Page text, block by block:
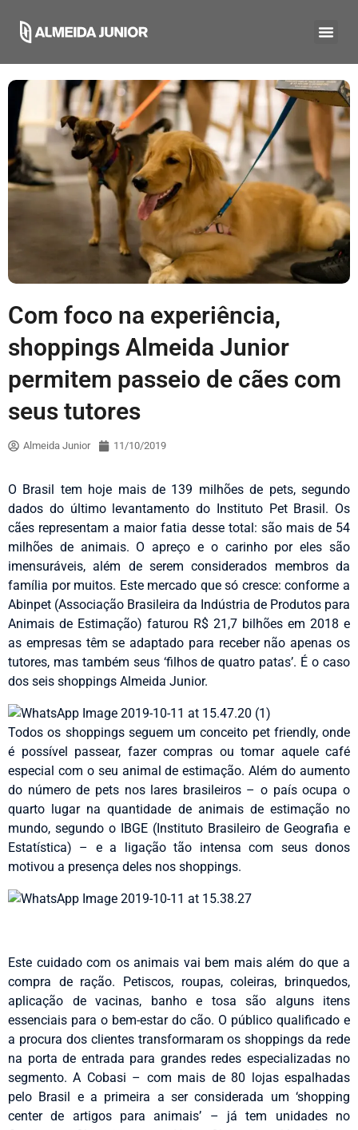
Com foco na experiência,
shoppings Almeida Junior
permitem passeio de cães com
seus tutores
Almeida Junior 11/10/2019
O Brasil tem hoje mais de 139 milhões de pets, segundo
dados do último levantamento do Instituto Pet Brasil. Os
cães representam a maior fatia desse total: são mais de 54
milhões de animais. O apreço e o carinho por eles são
imensuráveis, além de serem considerados membros da
família por muitos. Este mercado que só cresce: conforme a
Abinpet (Associação Brasileira da Indústria de Produtos para
Animais de Estimação) faturou R$ 21,7 bilhões em 2018 e
as empresas têm se adaptado para receber não apenas os
tutores, mas também seus ‘filhos de quatro patas’. É o caso
dos seis shoppings Almeida Junior.
Todos os shoppings seguem um conceito pet friendly, onde
é possível passear, fazer compras ou tomar aquele café
especial com o seu animal de estimação. Além do aumento
do número de pets nos lares brasileiros – o país ocupa o
quarto lugar na quantidade de animais de estimação no
mundo, segundo o IBGE (Instituto Brasileiro de Geografia e
Estatística) – e a ligação tão intensa com seus donos
motivou a presença deles nos shoppings.
Este cuidado com os animais vai bem mais além do que a
compra de ração. Petiscos, roupas, coleiras, brinquedos,
aplicação de vacinas, banho e tosa são alguns itens
essenciais para o bem-estar do cão. O público qualificado e
a procura dos clientes transformaram os shoppings da rede
na porta de entrada para grandes redes especializadas no
segmento. A Cobasi – com mais de 80 lojas espalhadas
pelo Brasil e a primeira a ser considerada um ‘shopping
center de artigos para animais’ – já tem unidades no